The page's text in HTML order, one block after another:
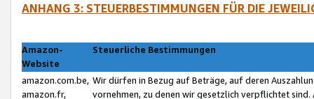
ANHANG 3: STEUERBESTIMMUNGEN FÜR DIE
Amazon-
Website
Steuerliche Bestimmungen
amazon.com.be,
amazon.fr,
Wir dürfen in Bezug auf Beträge, auf deren
vornehmen, zu denen wir gesetzlich verpflichtet